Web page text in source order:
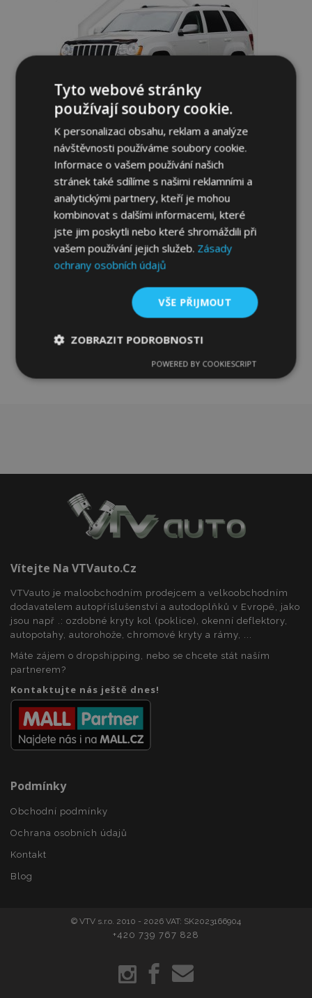
oblíbeným
Deflektory přední masky pro JEEP Grand
Cherokee 2005-2010
1 666,00 Kč
Přidat Do Košíku
Přidat
k
oblíbeným
Vítejte Na VTVauto.cz
VTVauto je maloobchodním prodejcem a velkoobchodním
dodavatelem autopříslušenství a autodoplňků v Evropě, jako
jsou např .: ozdobné kryty kol (poklice), okenní deflektory,
autopotahy, autorohože, chromové kryty a rámy, ...
Máte zájem o dropshipping, nebo se chcete stát naším
partnerem?
Kontaktujte nás ještě dnes!
Podmínky
Obchodní podmínky
Ochrana osobních údajů
Kontakt
Blog
© VTV s.r.o. 2010 - 2026 VAT: SK2023166904
+420 739 767 828
Tyto webové stránky
používají soubory cookie.
K personalizaci obsahu, reklam a analýze
návštěvnosti používáme soubory cookie.
Informace o vašem používání našich
stránek také sdílíme s našimi reklamními a
analytickými partnery, kteří je mohou
kombinovat s dalšími informacemi, které
jste jim poskytli nebo které shromáždili při
vašem používání jejich služeb. Zásady
ochrany osobních údajů
VŠE PŘIJMOUT
ZOBRAZIT PODROBNOSTI
nutné
Výkonové
soubory
Soubory
cílení
Soubory cílení
Nezbytně nutné soubory cookie umožňují základní
funkce webových stránek, jako je přihlášení
uživatele a správa účtu. Webové stránky nelze bez
nezbytně nutných souborů cookie správně
používat.
Název
Poskytovatel
section_data_ids
recently_viewed_product_previous
POWERED BY COOKIESCRIPT